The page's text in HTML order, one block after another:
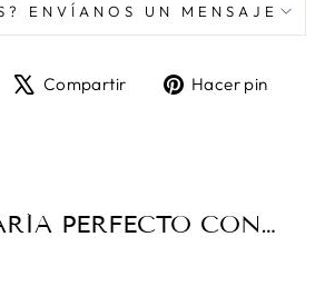
ENVÍANOS UN MENSAJE
CompartirCompartir
TuitearHacer pin
PERFECTO CON…